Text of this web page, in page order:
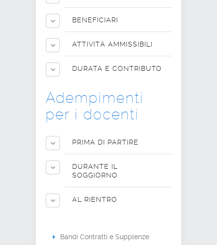
BENEFICIARI
ATTIVITÀ AMMISSIBILI
DURATA E CONTRIBUTO
Adempimenti
per i docenti
PRIMA DI PARTIRE
DURANTE IL
SOGGIORNO
AL RIENTRO
Bandi Contratti e Supplenze